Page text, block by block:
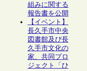
組みに関する
報告書を公開
【イベント】
長久手市中央
図書館及び長
久手市文化の
家、共同プロ
ジェクト「ひ